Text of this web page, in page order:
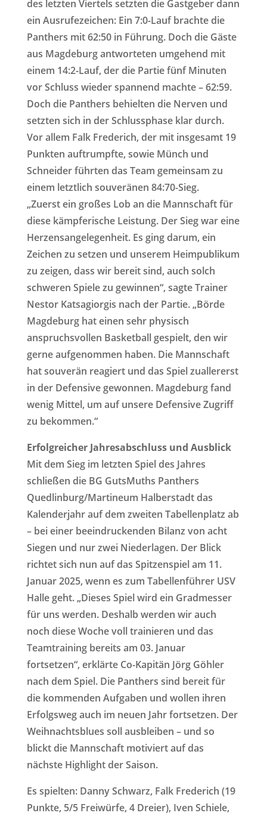
des letzten Viertels setzten die Gastgeber dann
ein Ausrufezeichen: Ein 7:0-Lauf brachte die
Panthers mit 62:50 in Führung. Doch die Gäste
aus Magdeburg antworteten umgehend mit
einem 14:2-Lauf, der die Partie fünf Minuten
vor Schluss wieder spannend machte – 62:59.
Doch die Panthers behielten die Nerven und
setzten sich in der Schlussphase klar durch.
Vor allem Falk Frederich, der mit insgesamt 19
Punkten auftrumpfte, sowie Münch und
Schneider führten das Team gemeinsam zu
einem letztlich souveränen 84:70-Sieg.
„Zuerst ein großes Lob an die Mannschaft für
diese kämpferische Leistung. Der Sieg war eine
Herzensangelegenheit. Es ging darum, ein
Zeichen zu setzen und unserem Heimpublikum
zu zeigen, dass wir bereit sind, auch solch
schweren Spiele zu gewinnen“, sagte Trainer
Nestor Katsagiorgis nach der Partie. „Börde
Magdeburg hat einen sehr physisch
anspruchsvollen Basketball gespielt, den wir
gerne aufgenommen haben. Die Mannschaft
hat souverän reagiert und das Spiel zuallererst
in der Defensive gewonnen. Magdeburg fand
wenig Mittel, um auf unsere Defensive Zugriff
zu bekommen.“
Erfolgreicher Jahresabschluss und Ausblick
Mit dem Sieg im letzten Spiel des Jahres
schließen die BG GutsMuths Panthers
Quedlinburg/Martineum Halberstadt das
Kalenderjahr auf dem zweiten Tabellenplatz ab
– bei einer beeindruckenden Bilanz von acht
Siegen und nur zwei Niederlagen. Der Blick
richtet sich nun auf das Spitzenspiel am 11.
Januar 2025, wenn es zum Tabellenführer USV
Halle geht. „Dieses Spiel wird ein Gradmesser
für uns werden. Deshalb werden wir auch
noch diese Woche voll trainieren und das
Teamtraining bereits am 03. Januar
fortsetzen“, erklärte Co-Kapitän Jörg Göhler
nach dem Spiel. Die Panthers sind bereit für
die kommenden Aufgaben und wollen ihren
Erfolgsweg auch im neuen Jahr fortsetzen. Der
Weihnachtsblues soll ausbleiben – und so
blickt die Mannschaft motiviert auf das
nächste Highlight der Saison.
Es spielten: Danny Schwarz, Falk Frederich (19
Punkte, 5/5 Freiwürfe, 4 Dreier), Iven Schiele,